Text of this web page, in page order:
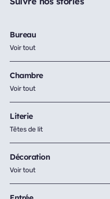
Bureau
Voir tout
Chambre
Voir tout
Literie
Têtes de lit
Décoration
Voir tout